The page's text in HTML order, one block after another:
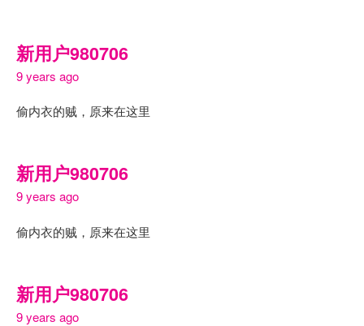
新用户980706
9 years ago
偷内衣的贼，原来在这里
新用户980706
9 years ago
偷内衣的贼，原来在这里
新用户980706
9 years ago